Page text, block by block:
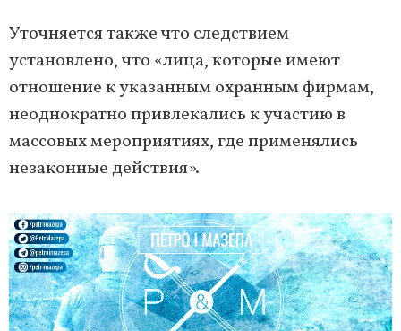
Уточняется также что следствием
установлено, что «лица, которые имеют
отношение к указанным охранным фирмам,
неоднократно привлекались к участию в
массовых мероприятиях, где применялись
незаконные действия».